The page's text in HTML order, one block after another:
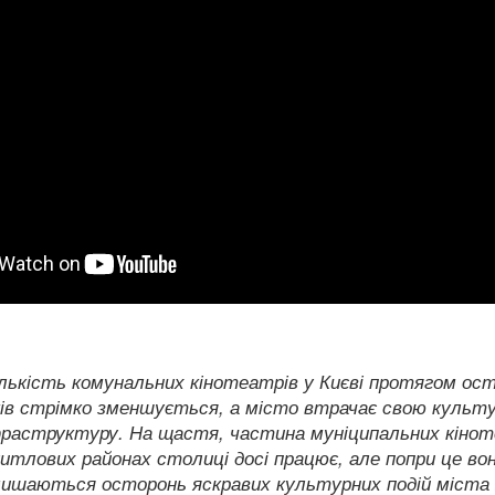
комунальних кінотеатрів у Києві протягом
стрімко зменшується, а місто втрачає свою
На щастя, частина муніципальних
районах столиці досі працює, але попри це
осторонь яскравих культурних подій